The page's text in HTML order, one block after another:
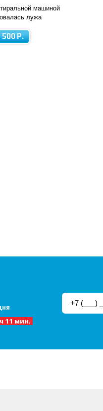
машиной
лужа
Р.
11 мин.